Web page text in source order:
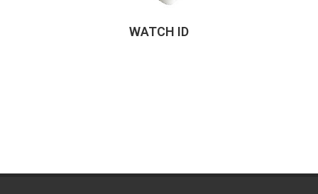
WATCH ID